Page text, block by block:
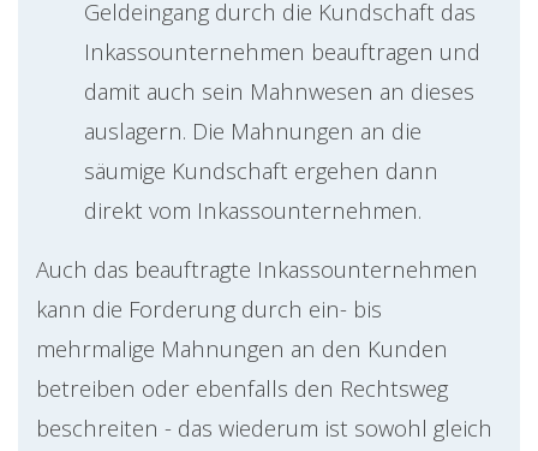
Geldeingang durch die Kundschaft das
Inkassounternehmen beauftragen und
damit auch sein Mahnwesen an dieses
auslagern. Die Mahnungen an die
säumige Kundschaft ergehen dann
direkt vom Inkassounternehmen.
Auch das beauftragte Inkassounternehmen
kann die Forderung durch ein- bis
mehrmalige Mahnungen an den Kunden
betreiben oder ebenfalls den Rechtsweg
beschreiten - das wiederum ist sowohl gleich